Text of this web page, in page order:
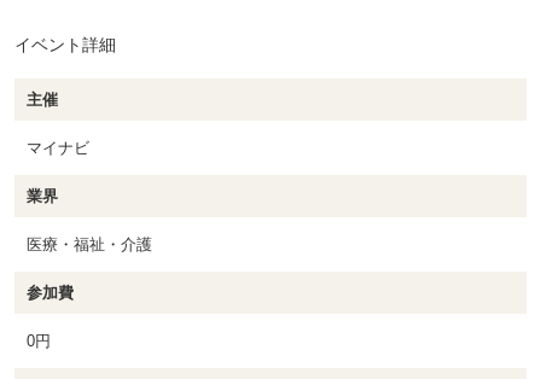
イベント詳細
主催
マイナビ
業界
医療・福祉・介護
参加費
0円